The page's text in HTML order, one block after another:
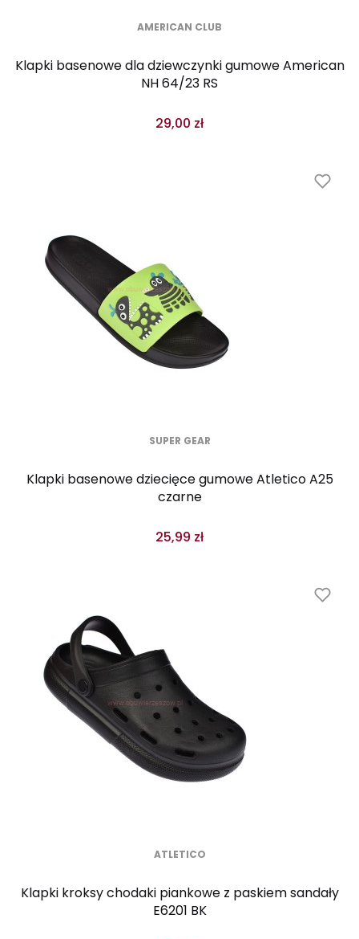
AMERICAN CLUB
Klapki basenowe dla dziewczynki gumowe American
NH 64/23 RS
29,00 zł
SUPER GEAR
Klapki basenowe dziecięce gumowe Atletico A25
czarne
25,99 zł
ATLETICO
Klapki kroksy chodaki piankowe z paskiem sandały
E6201 BK